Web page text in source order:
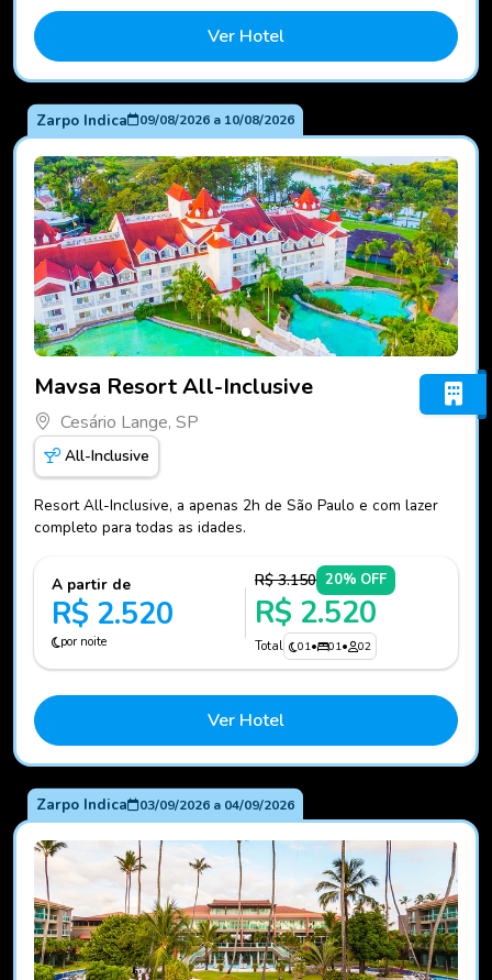
Ver Hotel
Zarpo Indica 09/08/2026a 10/08/2026
Mavsa Resort All-Inclusive
Cesário Lange, SP
All-Inclusive
Resort All-Inclusive, a apenas 2h de São Paulo e com lazer
completo para todas as idades.
A partir de
R$ 2.520
por noite
R$ 3.150 20% OFF
R$ 2.520
Total 01• 01• 02
Ver Hotel
Zarpo Indica 03/09/2026a 04/09/2026